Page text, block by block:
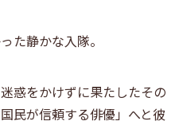
た静かな入隊。
惑をかけずに果たしたその
民が信頼する俳優」へと彼